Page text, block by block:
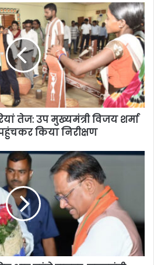
तेज: उप मुख्यमंत्री विजय शर्मा
किया निरीक्षण